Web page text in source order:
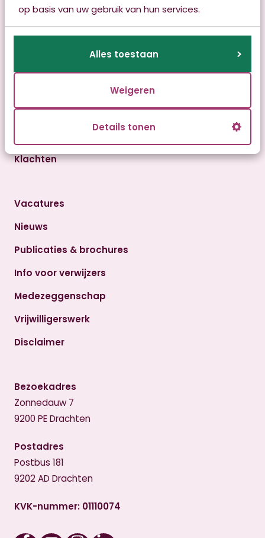
op basis van uw gebruik van hun services.
Alles toestaan
Weigeren
Details tonen
Info voor verwijzers
Klachten
Vacatures
Nieuws
Publicaties & brochures
Info voor verwijzers
Medezeggenschap
Vrijwilligerswerk
Disclaimer
Bezoekadres
Zonnedauw 7
9200 PE Drachten
Postadres
Postbus 181
9202 AD Drachten
KVK-nummer: 01110074